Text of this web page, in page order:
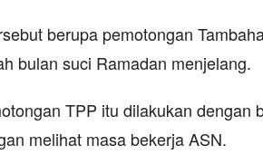
berupa pemotongan
bulan suci Ramadan menjelang.
TPP itu dilakukan dengan
melihat masa bekerja ASN.